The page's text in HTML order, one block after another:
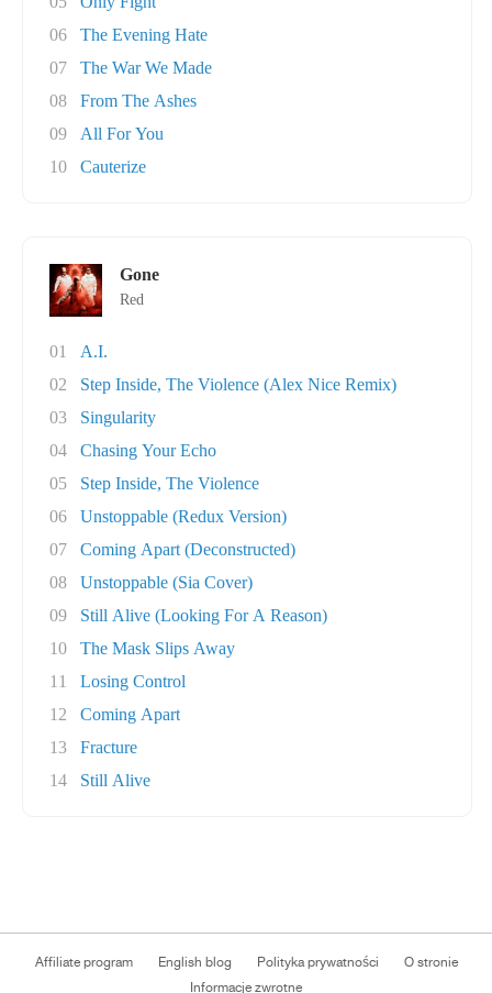
06
The Evening Hate
07
The War We Made
08
From The Ashes
09
All For You
10
Cauterize
Gone
Red
01
A.I.
02
Step Inside, The Violence (Alex Nice Remix)
03
Singularity
04
Chasing Your Echo
05
Step Inside, The Violence
06
Unstoppable (Redux Version)
07
Coming Apart (Deconstructed)
08
Unstoppable (Sia Cover)
09
Still Alive (Looking For A Reason)
10
The Mask Slips Away
11
Losing Control
12
Coming Apart
13
Fracture
14
Still Alive
Affiliate program English blog Polityka prywatności
O stronie
Informacje zwrotne